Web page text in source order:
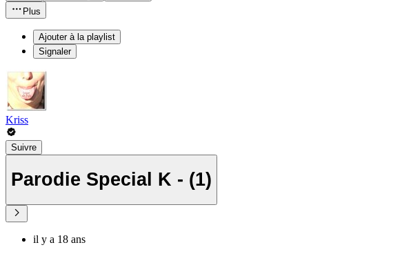
Plus
Ajouter à la playlist
Signaler
Kriss
Suivre
Parodie Special K - (1)
il y a 18 ans